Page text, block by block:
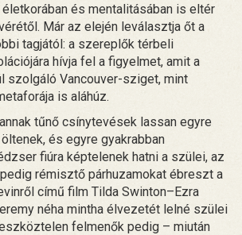
és mentalitásában is eltér
Már az elején leválasztja őt a
tagjától: a szereplők térbeli
hívja fel a figyelmet, amit a
szolgáló Vancouver-sziget, mint
is aláhúz.
tűnő csínytevések lassan egyre
és egyre gyakrabban
fiúra képtelenek hatni a szülei, az
rémisztő párhuzamokat ébreszt a
című film Tilda Swinton–Ezra
néha mintha élvezetét lelné szülei
felmenők pedig – miután